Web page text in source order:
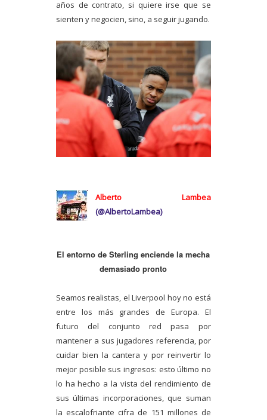
años de contrato, si quiere irse que se
sienten y negocien, sino, a seguir jugando.
Alberto Lambea
(@AlbertoLambea)
El entorno de Sterling enciende la mecha
demasiado pronto
Seamos realistas, el Liverpool hoy no está
entre los más grandes de Europa. El
futuro del conjunto red pasa por
mantener a sus jugadores referencia, por
cuidar bien la cantera y por reinvertir lo
mejor posible sus ingresos: esto último no
lo ha hecho a la vista del rendimiento de
sus últimas incorporaciones, que suman
la escalofriante cifra de 151 millones de